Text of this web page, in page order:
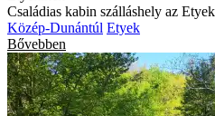
Családias kabin szálláshely az
Közép-Dunántúl Etyek
Bővebben